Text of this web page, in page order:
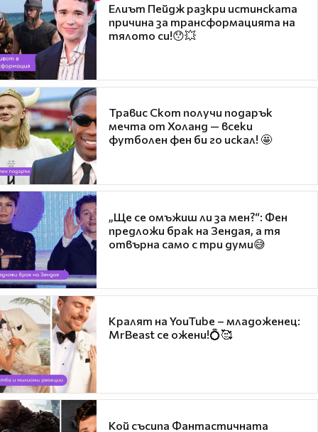
Елиът Пейдж разкри истинската
причина за трансформацията на
тялото си!😯💥
Травис Скот получи подарък
мечта от Холанд — всеки
футболен фен би го искал! 🤩
„Ще се омъжиш ли за мен?“: Фен
предложи брак на Зендая, а тя
отвърна само с три думи😅
Кралят на YouTube – младоженец:
MrBeast се ожени!💍🥰
Кой съсипа Фантастичната